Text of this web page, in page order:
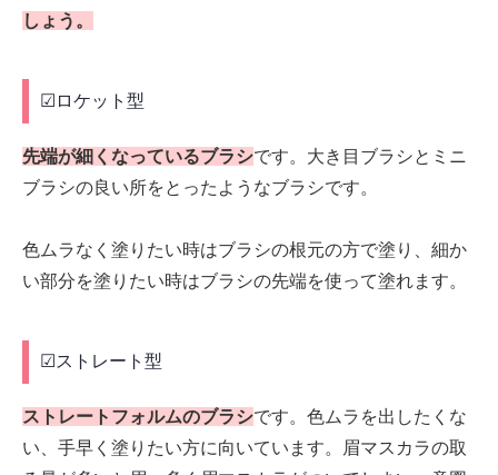
しょう。
☑ロケット型
先端が細くなっているブラシです。大き目ブラシとミニ
ブラシの良い所をとったようなブラシです。
色ムラなく塗りたい時はブラシの根元の方で塗り、細か
い部分を塗りたい時はブラシの先端を使って塗れます。
☑ストレート型
ストレートフォルムのブラシです。色ムラを出したくな
い、手早く塗りたい方に向いています。眉マスカラの取